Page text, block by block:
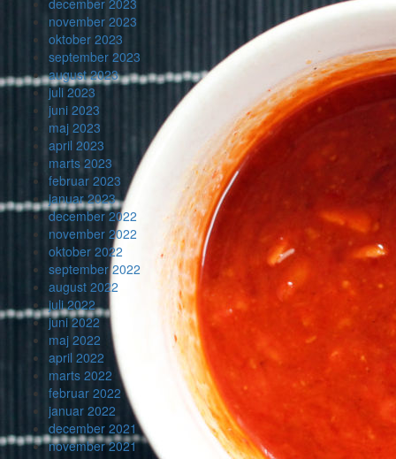
december 2023
november 2023
oktober 2023
september 2023
august 2023
juli 2023
juni 2023
maj 2023
april 2023
marts 2023
februar 2023
januar 2023
december 2022
november 2022
oktober 2022
september 2022
august 2022
juli 2022
juni 2022
maj 2022
april 2022
marts 2022
februar 2022
januar 2022
december 2021
november 2021